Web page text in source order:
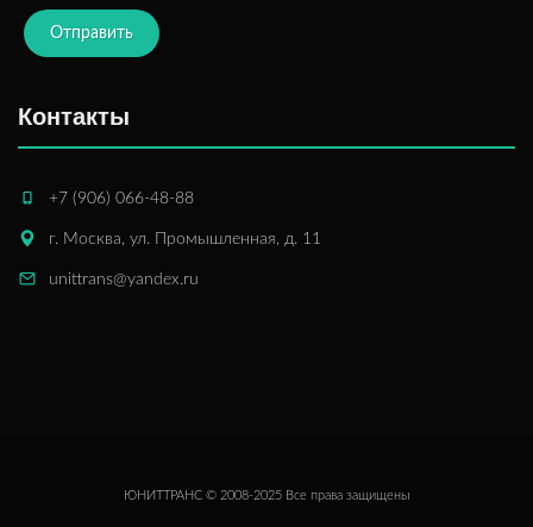
Отправить
Контакты
+7 (906) 066-48-88
г. Москва, ул. Промышленная, д. 11
unittrans@yandex.ru
ЮНИТТРАНС © 2008-2025 Все права защищены